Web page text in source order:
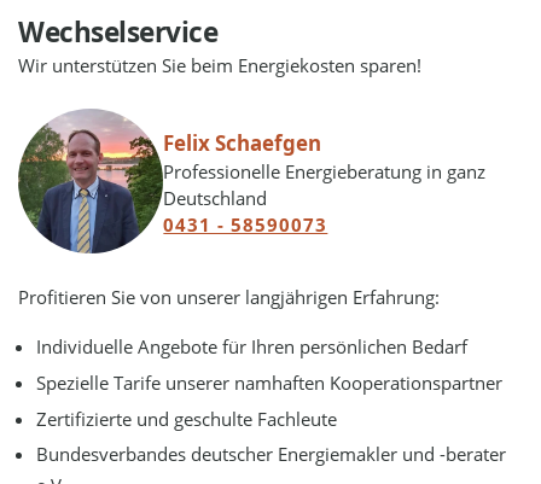
Wechselservice
Wir unterstützen Sie beim Energiekosten sparen!
Felix Schaefgen
Professionelle Energieberatung in ganz
Deutschland
0431 - 58590073
Profitieren Sie von unserer langjährigen Erfahrung:
Individuelle Angebote für Ihren persönlichen Bedarf
Spezielle Tarife unserer namhaften Kooperationspartner
Zertifizierte und geschulte Fachleute
Bundesverbandes deutscher Energiemakler und -berater